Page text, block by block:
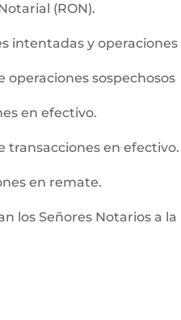
(RON).
intentadas y operaciones
operaciones sospechosos
en efectivo.
transacciones en efectivo.
en remate.
los Señores Notarios a